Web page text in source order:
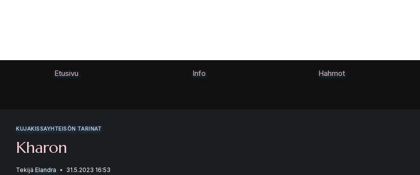
Etusivu Info Hahmot
KUJAKISSAYHTEISÖN TARINAT
Kharon
Tekijä Elandra 31.5.2023 16:53